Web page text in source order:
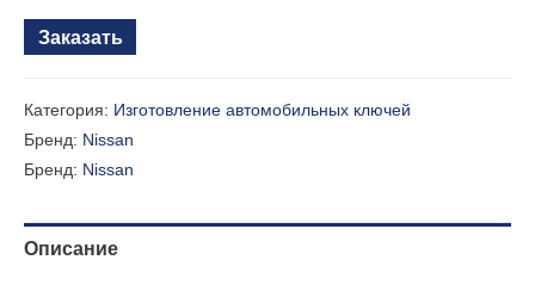
Заказать
Категория: Изготовление автомобильных ключей
Бренд: Nissan
Бренд: Nissan
Описание